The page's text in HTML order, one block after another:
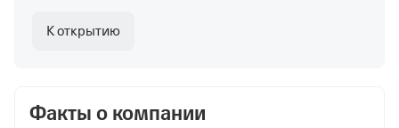
К открытию
Факты о компании